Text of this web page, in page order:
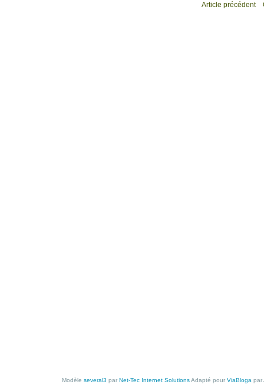
Article précédent
Modèle several3 par Net-Tec Internet SolutionsAdapté pour ViaBloga par